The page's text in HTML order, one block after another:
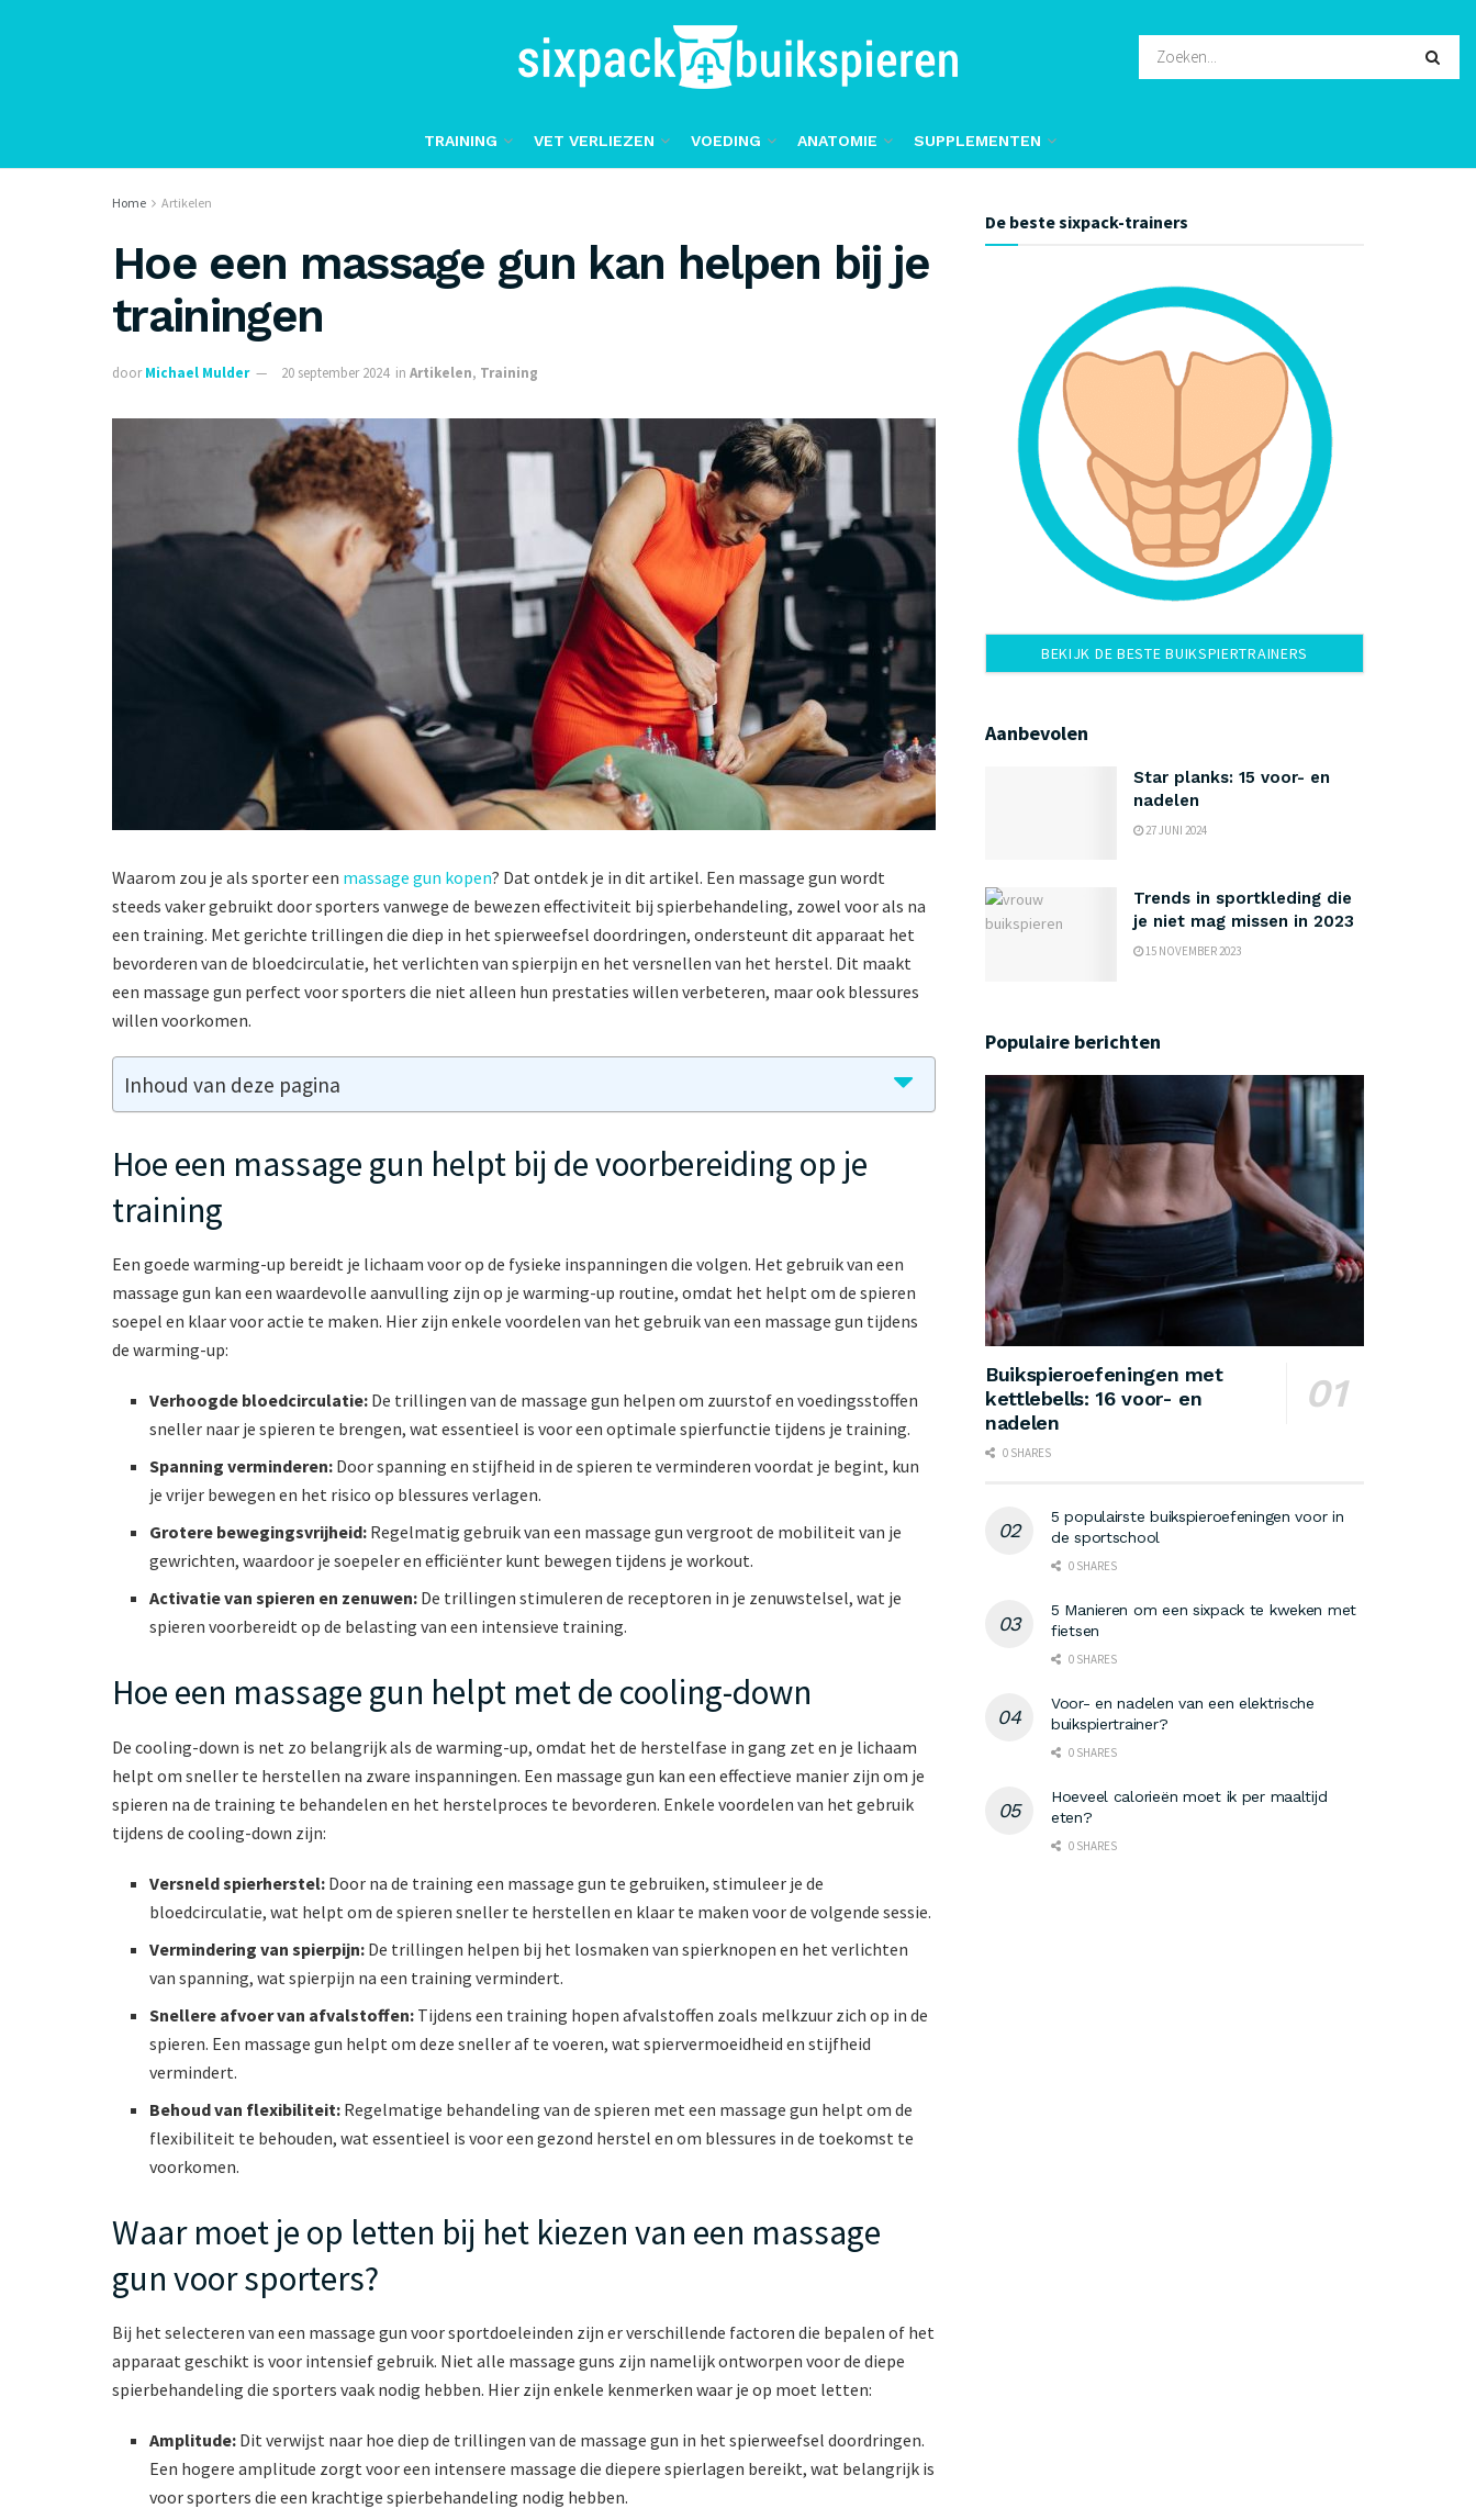
TRAINING VET VERLIEZEN VOEDING ANATOMIE SUPPLEMENTEN
Home Artikelen
Hoe een massage gun kan helpen bij je
trainingen
door Michael Mulder 20 september 2024 in Artikelen, Training
Waarom zou je als sporter een massage gun kopen? Dat ontdek je in dit artikel. Een massage gun wordt
steeds vaker gebruikt door sporters vanwege de bewezen effectiviteit bij spierbehandeling, zowel voor als na
een training. Met gerichte trillingen die diep in het spierweefsel doordringen, ondersteunt dit apparaat het
bevorderen van de bloedcirculatie, het verlichten van spierpijn en het versnellen van het herstel. Dit maakt
een massage gun perfect voor sporters die niet alleen hun prestaties willen verbeteren, maar ook blessures
willen voorkomen.
Inhoud van deze pagina
Hoe een massage gun helpt bij de voorbereiding op je
training
Een goede warming-up bereidt je lichaam voor op de fysieke inspanningen die volgen. Het gebruik van een
massage gun kan een waardevolle aanvulling zijn op je warming-up routine, omdat het helpt om de spieren
soepel en klaar voor actie te maken. Hier zijn enkele voordelen van het gebruik van een massage gun tijdens
de warming-up:
Verhoogde bloedcirculatie: De trillingen van de massage gun helpen om zuurstof en voedingsstoffen
sneller naar je spieren te brengen, wat essentieel is voor een optimale spierfunctie tijdens je training.
Spanning verminderen: Door spanning en stijfheid in de spieren te verminderen voordat je begint, kun
je vrijer bewegen en het risico op blessures verlagen.
Grotere bewegingsvrijheid: Regelmatig gebruik van een massage gun vergroot de mobiliteit van je
gewrichten, waardoor je soepeler en efficiënter kunt bewegen tijdens je workout.
Activatie van spieren en zenuwen: De trillingen stimuleren de receptoren in je zenuwstelsel, wat je
spieren voorbereidt op de belasting van een intensieve training.
Hoe een massage gun helpt met de cooling-down
De cooling-down is net zo belangrijk als de warming-up, omdat het de herstelfase in gang zet en je lichaam
helpt om sneller te herstellen na zware inspanningen. Een massage gun kan een effectieve manier zijn om je
spieren na de training te behandelen en het herstelproces te bevorderen. Enkele voordelen van het gebruik
tijdens de cooling-down zijn:
Versneld spierherstel: Door na de training een massage gun te gebruiken, stimuleer je de
bloedcirculatie, wat helpt om de spieren sneller te herstellen en klaar te maken voor de volgende sessie.
Vermindering van spierpijn: De trillingen helpen bij het losmaken van spierknopen en het verlichten
van spanning, wat spierpijn na een training vermindert.
Snellere afvoer van afvalstoffen: Tijdens een training hopen afvalstoffen zoals melkzuur zich op in de
spieren. Een massage gun helpt om deze sneller af te voeren, wat spiervermoeidheid en stijfheid
vermindert.
Behoud van flexibiliteit: Regelmatige behandeling van de spieren met een massage gun helpt om de
flexibiliteit te behouden, wat essentieel is voor een gezond herstel en om blessures in de toekomst te
voorkomen.
Waar moet je op letten bij het kiezen van een massage
gun voor sporters?
Bij het selecteren van een massage gun voor sportdoeleinden zijn er verschillende factoren die bepalen of het
apparaat geschikt is voor intensief gebruik. Niet alle massage guns zijn namelijk ontworpen voor de diepe
spierbehandeling die sporters vaak nodig hebben. Hier zijn enkele kenmerken waar je op moet letten:
Amplitude: Dit verwijst naar hoe diep de trillingen van de massage gun in het spierweefsel doordringen.
Een hogere amplitude zorgt voor een intensere massage die diepere spierlagen bereikt, wat belangrijk is
voor sporters die een krachtige spierbehandeling nodig hebben.
De beste sixpack-trainers
BEKIJK DE BESTE BUIKSPIERTRAINERS
Aanbevolen
Star planks: 15 voor- en
nadelen
27 JUNI 2024
Trends in sportkleding die
je niet mag missen in 2023
15 NOVEMBER 2023
Populaire berichten
Buikspieroefeningen met
kettlebells: 16 voor- en
nadelen
0 SHARES
5 populairste buikspieroefeningen voor in
de sportschool
0 SHARES
5 Manieren om een sixpack te kweken met
fietsen
0 SHARES
Voor- en nadelen van een elektrische
buikspiertrainer?
0 SHARES
Hoeveel calorieën moet ik per maaltijd
eten?
0 SHARES